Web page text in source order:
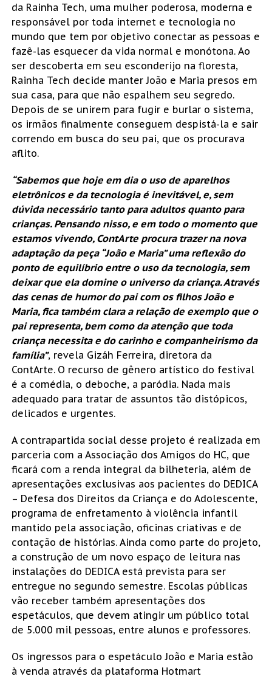
da Rainha Tech, uma mulher poderosa, moderna e
responsável por toda internet e tecnologia no
mundo que tem por objetivo conectar as pessoas e
fazê-las esquecer da vida normal e monótona. Ao
ser descoberta em seu esconderijo na floresta,
Rainha Tech decide manter João e Maria presos em
sua casa, para que não espalhem seu segredo.
Depois de se unirem para fugir e burlar o sistema,
os irmãos finalmente conseguem despistá-la e sair
correndo em busca do seu pai, que os procurava
aflito.
“Sabemos que hoje em dia o uso de aparelhos
eletrônicos e da tecnologia é inevitável, e, sem
dúvida necessário tanto para adultos quanto para
crianças. Pensando nisso, e em todo o momento que
estamos vivendo, ContArte procura trazer na nova
adaptação da peça “João e Maria” uma reflexão do
ponto de equilíbrio entre o uso da tecnologia, sem
deixar que ela domine o universo da criança. Através
das cenas de humor do pai com os filhos João e
Maria, fica também clara a relação de exemplo que o
pai representa, bem como da atenção que toda
criança necessita e do carinho e companheirismo da
família”, revela Gizáh Ferreira, diretora da
ContArte. O recurso de gênero artístico do festival
é a comédia, o deboche, a paródia. Nada mais
adequado para tratar de assuntos tão distópicos,
delicados e urgentes.
A contrapartida social desse projeto é realizada em
parceria com a Associação dos Amigos do HC, que
ficará com a renda integral da bilheteria, além de
apresentações exclusivas aos pacientes do DEDICA
– Defesa dos Direitos da Criança e do Adolescente,
programa de enfretamento à violência infantil
mantido pela associação, oficinas criativas e de
contação de histórias. Ainda como parte do projeto,
a construção de um novo espaço de leitura nas
instalações do DEDICA está prevista para ser
entregue no segundo semestre. Escolas públicas
vão receber também apresentações dos
espetáculos, que devem atingir um público total
de 5.000 mil pessoas, entre alunos e professores.
Os ingressos para o espetáculo João e Maria estão
à venda através da plataforma Hotmart